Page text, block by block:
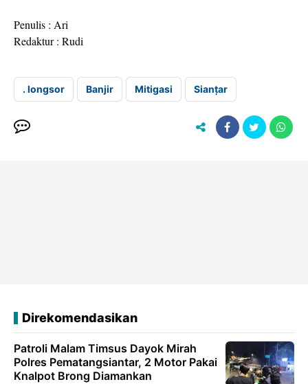
Penulis : Ari
Redaktur : Rudi
. longsor Banjir Mitigasi Sianțar
Direkomendasikan
Patroli Malam Timsus Dayok Mirah
Polres Pematangsiantar, 2 Motor Pakai
Knalpot Brong Diamankan